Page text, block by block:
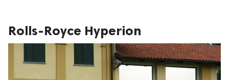
Rolls-Royce Hyperion